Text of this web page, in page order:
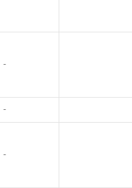
-
-
-